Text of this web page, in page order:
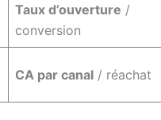
Taux d’ouverture /
conversion
CA par canal / réachat